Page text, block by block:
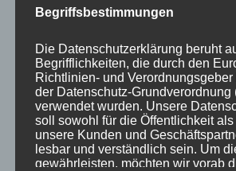
KATEGORIEN
Aktuelle Fakten und
Aktuelles vom MP
Allgemein
Begriffsbestimmungen
Die Datenschutzerklärung beruht
Begrifflichkeiten, die durch den
Richtlinien- und
der Datenschutz-Grundverordnung
verwendet wurden. Unsere
soll sowohl für die Öffentlichkeit als
unsere Kunden und
lesbar und verständlich sein. Um
gewährleisten, möchten wir vorab